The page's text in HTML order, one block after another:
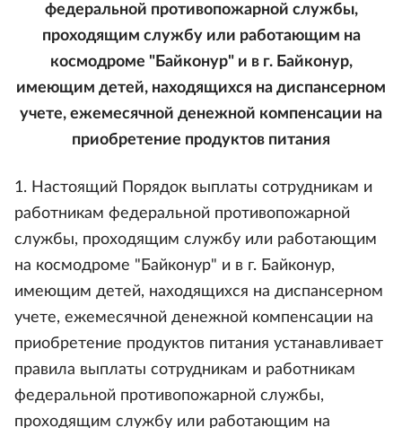
федеральной противопожарной службы,
проходящим службу или работающим на
космодроме "Байконур" и в г. Байконур,
имеющим детей, находящихся на диспансерном
учете, ежемесячной денежной компенсации на
приобретение продуктов питания
1. Настоящий Порядок выплаты сотрудникам и
работникам федеральной противопожарной
службы, проходящим службу или работающим
на космодроме "Байконур" и в г. Байконур,
имеющим детей, находящихся на диспансерном
учете, ежемесячной денежной компенсации на
приобретение продуктов питания устанавливает
правила выплаты сотрудникам и работникам
федеральной противопожарной службы,
проходящим службу или работающим на